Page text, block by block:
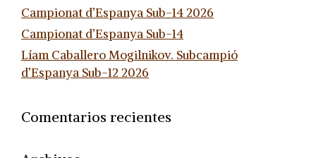
Campionat d’Espanya Sub-14 2026
Campionat d’Espanya Sub-14
Líam Caballero Mogilnikov. Subcampió
d’Espanya Sub-12 2026
Comentarios recientes